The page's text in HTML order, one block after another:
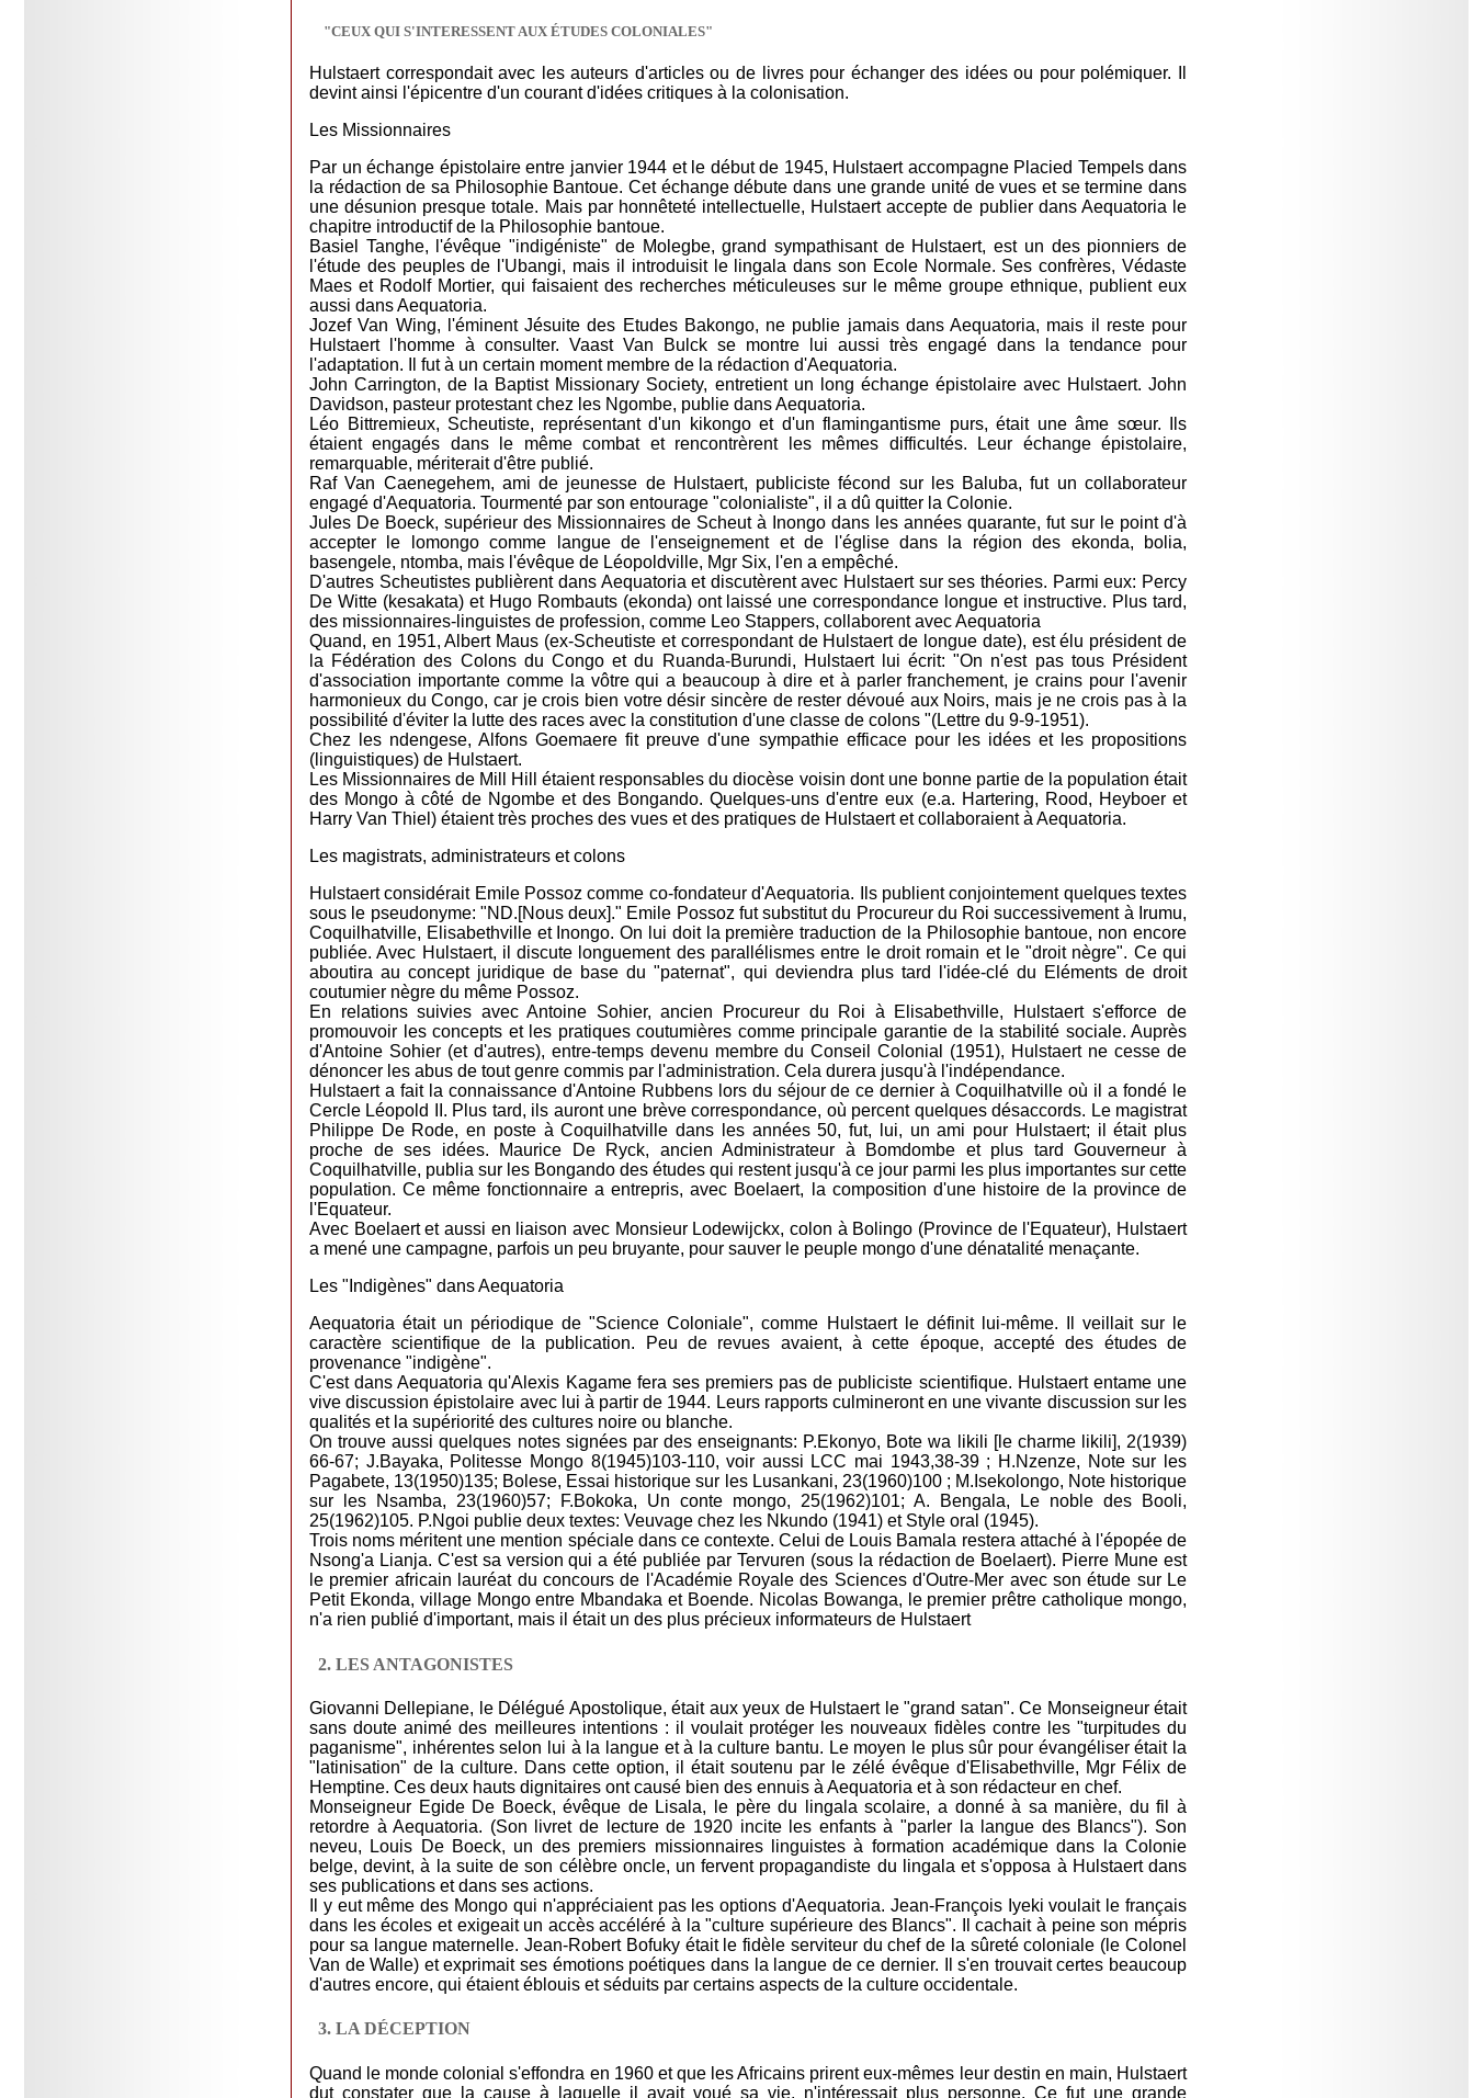
"CEUX QUI S'INTERESSENT AUX ÉTUDES COLONIALES"
Hulstaert correspondait avec les auteurs d'articles ou de livres pour échanger des idées ou pour polémiquer. Il
devint ainsi l'épicentre d'un courant d'idées critiques à la colonisation.
Les Missionnaires
Par un échange épistolaire entre janvier 1944 et le début de 1945, Hulstaert accompagne Placied Tempels dans
la rédaction de sa Philosophie Bantoue. Cet échange débute dans une grande unité de vues et se termine dans
une désunion presque totale. Mais par honnêteté intellectuelle, Hulstaert accepte de publier dans Aequatoria le
chapitre introductif de la Philosophie bantoue.
Basiel Tanghe, l'évêque "indigéniste" de Molegbe, grand sympathisant de Hulstaert, est un des pionniers de
l'étude des peuples de l'Ubangi, mais il introduisit le lingala dans son Ecole Normale. Ses confrères, Védaste
Maes et Rodolf Mortier, qui faisaient des recherches méticuleuses sur le même groupe ethnique, publient eux
aussi dans Aequatoria.
Jozef Van Wing, l'éminent Jésuite des Etudes Bakongo, ne publie jamais dans Aequatoria, mais il reste pour
Hulstaert l'homme à consulter. Vaast Van Bulck se montre lui aussi très engagé dans la tendance pour
l'adaptation. Il fut à un certain moment membre de la rédaction d'Aequatoria.
John Carrington, de la Baptist Missionary Society, entretient un long échange épistolaire avec Hulstaert. John
Davidson, pasteur protestant chez les Ngombe, publie dans Aequatoria.
Léo Bittremieux, Scheutiste, représentant d'un kikongo et d'un flamingantisme purs, était une âme sœur. Ils
étaient engagés dans le même combat et rencontrèrent les mêmes difficultés. Leur échange épistolaire,
remarquable, mériterait d'être publié.
Raf Van Caenegehem, ami de jeunesse de Hulstaert, publiciste fécond sur les Baluba, fut un collaborateur
engagé d'Aequatoria. Tourmenté par son entourage "colonialiste", il a dû quitter la Colonie.
Jules De Boeck, supérieur des Missionnaires de Scheut à Inongo dans les années quarante, fut sur le point d'à
accepter le lomongo comme langue de l'enseignement et de l'église dans la région des ekonda, bolia,
basengele, ntomba, mais l'évêque de Léopoldville, Mgr Six, l'en a empêché.
D'autres Scheutistes publièrent dans Aequatoria et discutèrent avec Hulstaert sur ses théories. Parmi eux: Percy
De Witte (kesakata) et Hugo Rombauts (ekonda) ont laissé une correspondance longue et instructive. Plus tard,
des missionnaires-linguistes de profession, comme Leo Stappers, collaborent avec Aequatoria
Quand, en 1951, Albert Maus (ex-Scheutiste et correspondant de Hulstaert de longue date), est élu président de
la Fédération des Colons du Congo et du Ruanda-Burundi, Hulstaert lui écrit: "On n'est pas tous Président
d'association importante comme la vôtre qui a beaucoup à dire et à parler franchement, je crains pour l'avenir
harmonieux du Congo, car je crois bien votre désir sincère de rester dévoué aux Noirs, mais je ne crois pas à la
possibilité d'éviter la lutte des races avec la constitution d'une classe de colons "(Lettre du 9-9-1951).
Chez les ndengese, Alfons Goemaere fit preuve d'une sympathie efficace pour les idées et les propositions
(linguistiques) de Hulstaert.
Les Missionnaires de Mill Hill étaient responsables du diocèse voisin dont une bonne partie de la population était
des Mongo à côté de Ngombe et des Bongando. Quelques-uns d'entre eux (e.a. Hartering, Rood, Heyboer et
Harry Van Thiel) étaient très proches des vues et des pratiques de Hulstaert et collaboraient à Aequatoria.
Les magistrats, administrateurs et colons
Hulstaert considérait Emile Possoz comme co-fondateur d'Aequatoria. Ils publient conjointement quelques textes
sous le pseudonyme: "ND.[Nous deux]." Emile Possoz fut substitut du Procureur du Roi successivement à Irumu,
Coquilhatville, Elisabethville et Inongo. On lui doit la première traduction de la Philosophie bantoue, non encore
publiée. Avec Hulstaert, il discute longuement des parallélismes entre le droit romain et le "droit nègre". Ce qui
aboutira au concept juridique de base du "paternat", qui deviendra plus tard l'idée-clé du Eléments de droit
coutumier nègre du même Possoz.
En relations suivies avec Antoine Sohier, ancien Procureur du Roi à Elisabethville, Hulstaert s'efforce de
promouvoir les concepts et les pratiques coutumières comme principale garantie de la stabilité sociale. Auprès
d'Antoine Sohier (et d'autres), entre-temps devenu membre du Conseil Colonial (1951), Hulstaert ne cesse de
dénoncer les abus de tout genre commis par l'administration. Cela durera jusqu'à l'indépendance.
Hulstaert a fait la connaissance d'Antoine Rubbens lors du séjour de ce dernier à Coquilhatville où il a fondé le
Cercle Léopold II. Plus tard, ils auront une brève correspondance, où percent quelques désaccords. Le magistrat
Philippe De Rode, en poste à Coquilhatville dans les années 50, fut, lui, un ami pour Hulstaert; il était plus
proche de ses idées. Maurice De Ryck, ancien Administrateur à Bomdombe et plus tard Gouverneur à
Coquilhatville, publia sur les Bongando des études qui restent jusqu'à ce jour parmi les plus importantes sur cette
population. Ce même fonctionnaire a entrepris, avec Boelaert, la composition d'une histoire de la province de
l'Equateur.
Avec Boelaert et aussi en liaison avec Monsieur Lodewijckx, colon à Bolingo (Province de l'Equateur), Hulstaert
a mené une campagne, parfois un peu bruyante, pour sauver le peuple mongo d'une dénatalité menaçante.
Les "Indigènes" dans Aequatoria
Aequatoria était un périodique de "Science Coloniale", comme Hulstaert le définit lui-même. Il veillait sur le
caractère scientifique de la publication. Peu de revues avaient, à cette époque, accepté des études de
provenance "indigène".
C'est dans Aequatoria qu'Alexis Kagame fera ses premiers pas de publiciste scientifique. Hulstaert entame une
vive discussion épistolaire avec lui à partir de 1944. Leurs rapports culmineront en une vivante discussion sur les
qualités et la supériorité des cultures noire ou blanche.
On trouve aussi quelques notes signées par des enseignants: P.Ekonyo, Bote wa likili [le charme likili], 2(1939)
66-67; J.Bayaka, Politesse Mongo 8(1945)103-110, voir aussi LCC mai 1943,38-39 ; H.Nzenze, Note sur les
Pagabete, 13(1950)135; Bolese, Essai historique sur les Lusankani, 23(1960)100 ; M.Isekolongo, Note historique
sur les Nsamba, 23(1960)57; F.Bokoka, Un conte mongo, 25(1962)101; A. Bengala, Le noble des Booli,
25(1962)105. P.Ngoi publie deux textes: Veuvage chez les Nkundo (1941) et Style oral (1945).
Trois noms méritent une mention spéciale dans ce contexte. Celui de Louis Bamala restera attaché à l'épopée de
Nsong'a Lianja. C'est sa version qui a été publiée par Tervuren (sous la rédaction de Boelaert). Pierre Mune est
le premier africain lauréat du concours de l'Académie Royale des Sciences d'Outre-Mer avec son étude sur Le
Petit Ekonda, village Mongo entre Mbandaka et Boende. Nicolas Bowanga, le premier prêtre catholique mongo,
n'a rien publié d'important, mais il était un des plus précieux informateurs de Hulstaert
2. LES ANTAGONISTES
Giovanni Dellepiane, le Délégué Apostolique, était aux yeux de Hulstaert le "grand satan". Ce Monseigneur était
sans doute animé des meilleures intentions : il voulait protéger les nouveaux fidèles contre les "turpitudes du
paganisme", inhérentes selon lui à la langue et à la culture bantu. Le moyen le plus sûr pour évangéliser était la
"latinisation" de la culture. Dans cette option, il était soutenu par le zélé évêque d'Elisabethville, Mgr Félix de
Hemptine. Ces deux hauts dignitaires ont causé bien des ennuis à Aequatoria et à son rédacteur en chef.
Monseigneur Egide De Boeck, évêque de Lisala, le père du lingala scolaire, a donné à sa manière, du fil à
retordre à Aequatoria. (Son livret de lecture de 1920 incite les enfants à "parler la langue des Blancs"). Son
neveu, Louis De Boeck, un des premiers missionnaires linguistes à formation académique dans la Colonie
belge, devint, à la suite de son célèbre oncle, un fervent propagandiste du lingala et s'opposa à Hulstaert dans
ses publications et dans ses actions.
Il y eut même des Mongo qui n'appréciaient pas les options d'Aequatoria. Jean-François Iyeki voulait le français
dans les écoles et exigeait un accès accéléré à la "culture supérieure des Blancs". Il cachait à peine son mépris
pour sa langue maternelle. Jean-Robert Bofuky était le fidèle serviteur du chef de la sûreté coloniale (le Colonel
Van de Walle) et exprimait ses émotions poétiques dans la langue de ce dernier. Il s'en trouvait certes beaucoup
d'autres encore, qui étaient éblouis et séduits par certains aspects de la culture occidentale.
3. LA DÉCEPTION
Quand le monde colonial s'effondra en 1960 et que les Africains prirent eux-mêmes leur destin en main, Hulstaert
dut constater que la cause à laquelle il avait voué sa vie, n'intéressait plus personne. Ce fut une grande